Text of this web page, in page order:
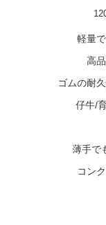
軽量
高
ゴムの耐
仔牛/
薄手で
コン